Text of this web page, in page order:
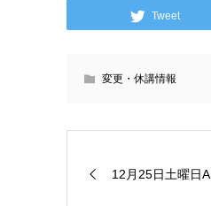
Tweet
変更・休講情報
12月25日土曜日